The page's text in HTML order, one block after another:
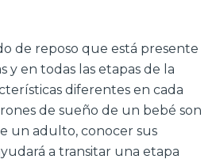
de reposo que está presente
y en todas las etapas de la
diferentes en cada
de sueño de un bebé son
un adulto, conocer sus
a transitar una etapa